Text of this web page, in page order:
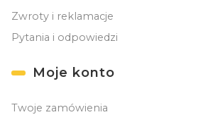
Zwroty i reklamacje
Pytania i odpowiedzi
Moje konto
Twoje zamówienia